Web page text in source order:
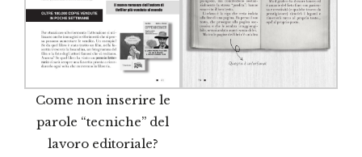
Come non inserire le
parole “tecniche” del
lavoro editoriale?